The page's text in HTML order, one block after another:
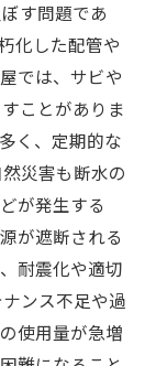
す問題であ
化した配管や
では、サビや
ことがありま
く、定期的な
災害も断水の
が発生する
が遮断される
耐震化や適切
ンス不足や過
使用量が急増